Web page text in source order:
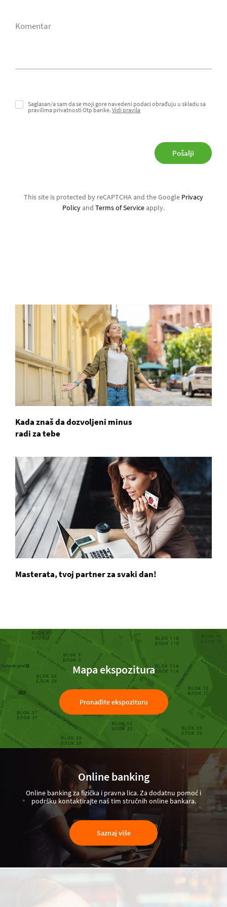
Komentar
Saglasan/a sam da se moji gore navedeni podaci obrađuju u skladu sa
pravilima privatnosti Otp banke. Vidi pravila
This site is protected by reCAPTCHA and the Google Privacy
Policyand Terms of Serviceapply.
Kada znaš da dozvoljeni minus
radi za tebe
Masterata, tvoj partner za svaki dan!
Mapa ekspozitura
Pronađite ekspozituru
Online banking
Online banking za fizička i pravna lica. Za dodatnu pomoć i
podršku kontaktirajte naš tim stručnih online bankara.
Saznaj više